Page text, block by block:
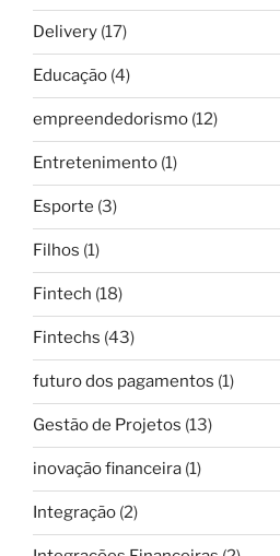
Delivery (17)
Educação (4)
empreendedorismo (12)
Entretenimento (1)
Esporte (3)
Filhos (1)
Fintech (18)
Fintechs (43)
futuro dos pagamentos (1)
Gestão de Projetos (13)
inovação financeira (1)
Integração (2)